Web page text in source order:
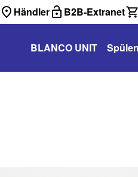
Händler B2B-Extranet
BLANCO UNIT